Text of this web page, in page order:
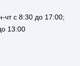
чт с 8:30 до 17:00;
13:00